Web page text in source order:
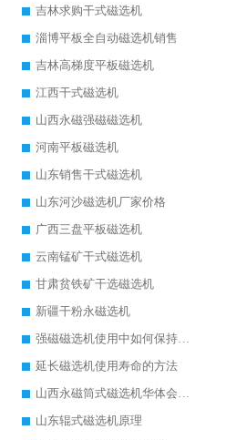
吉林求购干式磁选机
淄博平板全自动磁选机销售
吉林高梯度平板磁选机
江西干式磁选机
山西永磁强磁磁选机
河南平板磁选机
山东销售干式磁选机
山东河沙磁选机厂家价格
广西三盘平板磁选机
云南锰矿干式磁选机
甘肃贫铁矿干选磁选机
新疆干粉永磁选机
强磁磁选机使用中如何保持其顺畅运行
延长磁选机使用寿命的方法
山西永磁筒式磁选机华体会手机网页版-华体会(中国)
山东辊式磁选机原理